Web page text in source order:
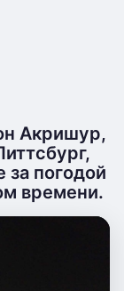
Акришур,
погодой
времени.